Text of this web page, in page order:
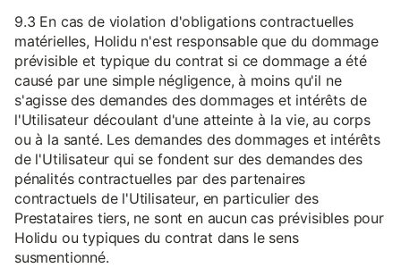
9.3 En cas de violation d'obligations contractuelles
matérielles, Holidu n'est responsable que du dommage
prévisible et typique du contrat si ce dommage a été
causé par une simple négligence, à moins qu'il ne
s'agisse des demandes des dommages et intérêts de
l'Utilisateur découlant d'une atteinte à la vie, au corps
ou à la santé. Les demandes des dommages et intérêts
de l'Utilisateur qui se fondent sur des demandes des
pénalités contractuelles par des partenaires
contractuels de l'Utilisateur, en particulier des
Prestataires tiers, ne sont en aucun cas prévisibles pour
Holidu ou typiques du contrat dans le sens
susmentionné.